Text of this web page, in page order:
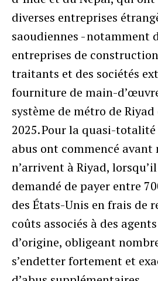
diverses entreprises
saoudiennes - notamment
entreprises de
traitants et des sociétés
fourniture de main-
système de métro de
2025. Pour la quasi-totalité
abus ont commencé avant
n’arrivent à Riyad,
demandé de payer entre
des États-Unis en frais de
coûts associés à des
d’origine, obligeant
s’endetter fortement et